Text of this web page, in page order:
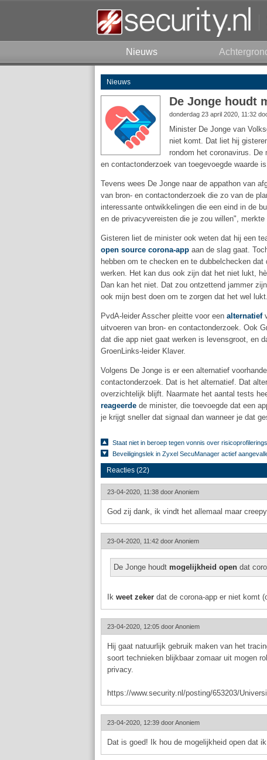
Nieuws
Nieuws
De Jonge houdt
donderdag 23 april 2020, 11:32
Minister De Jonge van
niet komt. Dat liet hij
rondom het coronavirus. De
en contactonderzoek van toegevoegde waarde
Tevens wees De Jonge naar de appathon van
van bron- en contactonderzoek die zo van de
interessante ontwikkelingen die een eind in de
en de privacyvereisten die je zou willen", merkte
Gisteren liet de minister ook weten dat hij een
open source corona-app aan de slag gaat.
hebben om te checken en te dubbelchecken
werken. Het kan dus ook zijn dat het niet lukt,
Dan kan het niet. Dat zou ontzettend jammer
ook mijn best doen om te zorgen dat het wel
PvdA-leider Asscher pleitte voor een alternatief
uitvoeren van bron- en contactonderzoek. Ook
dat die app niet gaat werken is levensgroot, en
GroenLinks-leider Klaver.
Volgens De Jonge is er een alternatief
contactonderzoek. Dat is het alternatief. Dat
overzichtelijk blijft. Naarmate het aantal tests
reageerde de minister, die toevoegde dat een
je krijgt sneller dat signaal dan wanneer je dat
Staat niet in beroep tegen vonnis over
Beveiligingslek in Zyxel SecuManager actief
Reacties (22)
23-04-2020, 11:38 doorAnoniem
God zij dank, ik vindt het allemaal maar
23-04-2020, 11:42 doorAnoniem
De Jonge houdt mogelijkheid open dat
Ik weet zeker dat de corona-app er niet komt
23-04-2020, 12:05 doorAnoniem
Hij gaat natuurlijk gebruik maken van het
soort technieken blijkbaar zomaar uit mogen
privacy.
https://www.security.nl/posting/653203/
23-04-2020, 12:39 doorAnoniem
Dat is goed! Ik hou de mogelijkheid open dat